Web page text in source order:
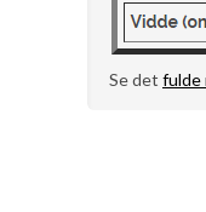
Se det fulde